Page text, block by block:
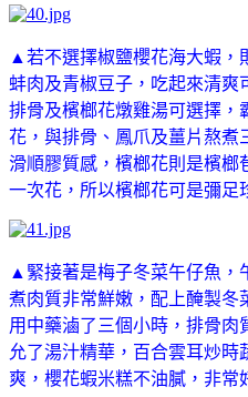
▲若不選擇椒鹽櫻花海大蝦
蚌肉及青椒豆子 ，吃起來清爽
排骨及檳榔花燉雞湯可選擇
花 ，與排骨、鳳爪及薑片熬
滑順膠質感 ，檳榔花則是檳榔
一次花 ，所以檳榔花可是彌足
▲緊接著是梅子冬菜午仔魚，
煮肉質非常鮮嫩 ，配上醃製冬
用中藥滷了三個小時 ，排骨肉
允了湯汁精華 ，百合雲耳炒
爽 ，櫻花蝦米糕不油膩 ，非常